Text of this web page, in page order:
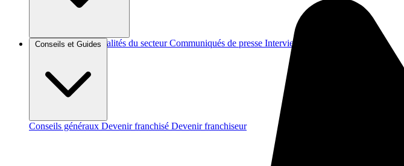
Brèves et actus Actualités du secteur Communiqués de presse Interviews
Conseils et Guides
Conseils généraux Devenir franchisé Devenir franchiseur